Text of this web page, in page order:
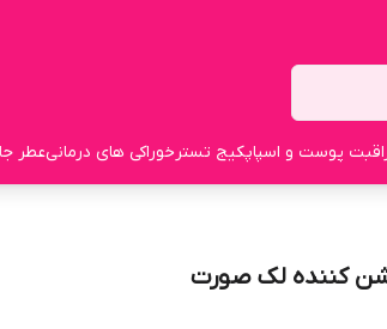
پوست و اسپاپکیج تسترخوراکی های درمانیعطر
کننده لک صورت